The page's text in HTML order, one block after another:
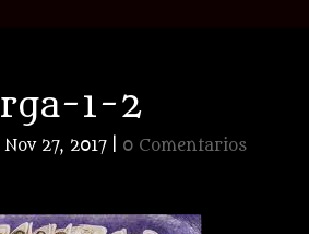
1-2
Nov 27, 2017 0 Comentarios